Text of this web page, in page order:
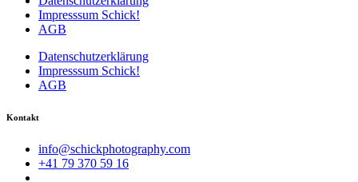
Impresssum Schick!
AGB
Datenschutzerklärung
Impresssum Schick!
AGB
Kontakt
info@schickphotography.com
+41 79 370 59 16